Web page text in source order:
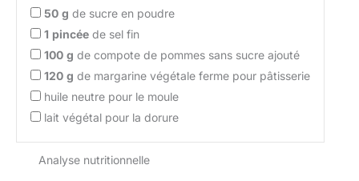
50 g de sucre en poudre
1 pincée de sel fin
100 g de compote de pommes sans sucre ajouté
120 g de margarine végétale ferme pour pâtisserie
huile neutre pour le moule
lait végétal pour la dorure
Analyse nutritionnelle